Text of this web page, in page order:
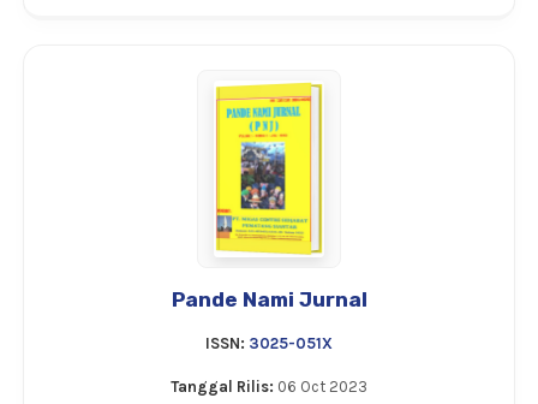
Pande Nami Jurnal
ISSN: 3025-051X
Tanggal Rilis: 06 Oct 2023